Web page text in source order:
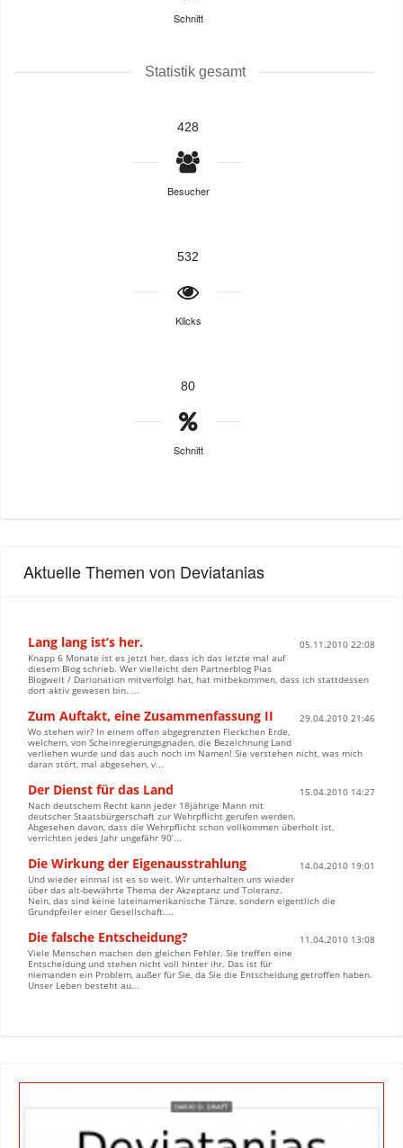
Schnitt
Statistik gesamt
428
Besucher
532
Klicks
80
Schnitt
Aktuelle Themen von Deviatanias
Lang lang ist’s her.
05.11.2010 22:08
Knapp 6 Monate ist es jetzt her, dass ich das letzte mal auf
diesem Blog schrieb. Wer vielleicht den Partnerblog Pias
Blogwelt / Darionation mitverfolgt hat, hat mitbekommen, dass ich stattdessen
dort aktiv gewesen bin. ...
Zum Auftakt, eine Zusammenfassung II
29.04.2010 21:46
Wo stehen wir? In einem offen abgegrenzten Fleckchen Erde,
welchem, von Scheinregierungsgnaden, die Bezeichnung Land
verliehen wurde und das auch noch im Namen! Sie verstehen nicht, was mich
daran stört, mal abgesehen, v...
Der Dienst für das Land
15.04.2010 14:27
Nach deutschem Recht kann jeder 18jährige Mann mit
deutscher Staatsbürgerschaft zur Wehrpflicht gerufen werden.
Abgesehen davon, dass die Wehrpflicht schon vollkommen überholt ist,
verrichten jedes Jahr ungefähr 90’...
Die Wirkung der Eigenausstrahlung
14.04.2010 19:01
Und wieder einmal ist es so weit. Wir unterhalten uns wieder
über das alt-bewährte Thema der Akzeptanz und Toleranz.
Nein, das sind keine lateinamerikanische Tänze, sondern eigentlich die
Grundpfeiler einer Gesellschaft....
Die falsche Entscheidung?
11.04.2010 13:08
Viele Menschen machen den gleichen Fehler. Sie treffen eine
Entscheidung und stehen nicht voll hinter ihr. Das ist für
niemanden ein Problem, außer für Sie, da Sie die Entscheidung getroffen haben.
Unser Leben besteht au...